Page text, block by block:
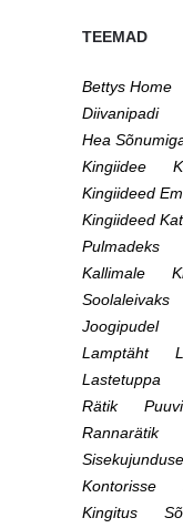
TEEMAD
Bettys Home
Diivanipadi
Hea
Kingiidee
Kingiideed
Kingiideed
Pulmadeks
Kallimale
Soolaleivaks
Joogipudel
Lamptäht
Lastetuppa
Rätik
Rannarätik
Kontorisse
Kingitus